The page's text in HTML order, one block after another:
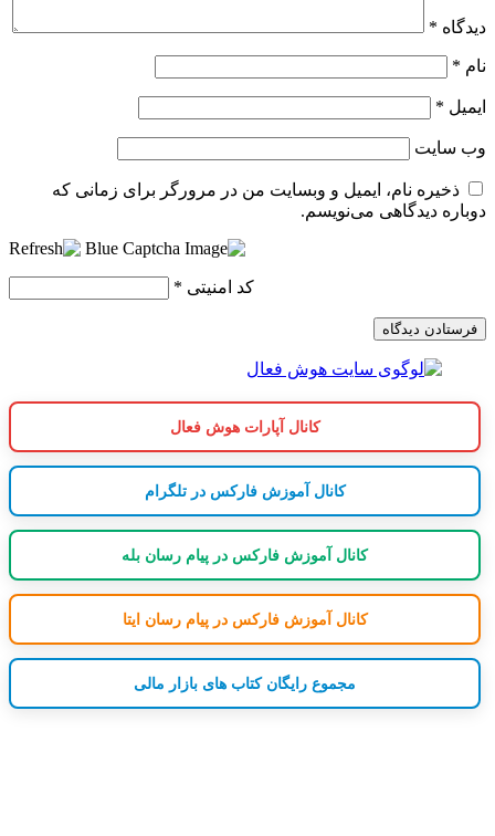
دیدگاه *
نام *
ایمیل *
وب‌ سایت
ذخیره نام، ایمیل و وبسایت من در مرورگر برای زمانی که
دوباره دیدگاهی می‌نویسم.
کد امنیتی *
کانال آپارات هوش فعال
کانال آموزش فارکس در تلگرام
کانال آموزش فارکس در پیام رسان بله
کانال آموزش فارکس در پیام رسان ایتا
مجموع رایگان کتاب های بازار مالی